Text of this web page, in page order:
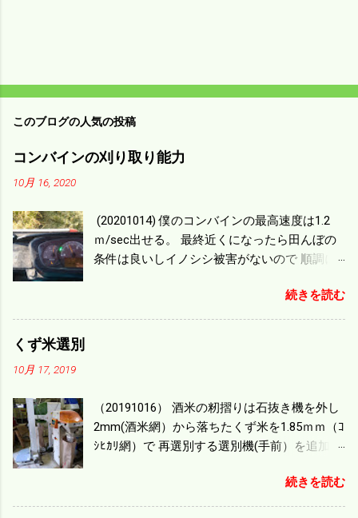
このブログの人気の投稿
コンバインの刈り取り能力
10月 16, 2020
(20201014) 僕のコンバインの最高速度は1.2
ｍ/sec出せる。 最終近くになったら田んぼの
条件は良いしイノシシ被害がないので 順調に
ｍ/min、4.32ｋｍ/hrになり 幅は約2ｍだから
0.864/haの作業能力がある。 実際は回転した
機の容量、籾摺りの能力などのバランスの問
題で 今の機種で満足している。 というより買
った時はまだ耕作面積が少なく手が出せ 無か
のがある。キャビン付きだから一度は乗って
みたいと思う。 町内では5条刈りの100㎰で作
続きを読む
くず米選別
10月 17, 2019
（20191016） 酒米の籾摺りは石抜き機を外し
2mm(酒米網）から落ちたくず米を1.85ｍｍ（ｺ
ｼﾋｶﾘ網）で 再選別する選別機(手前）を追加す
ず米より2倍近い値段になる。 後で選別するの
には手間がかかるので 一度に選別するやり方
続きを読む